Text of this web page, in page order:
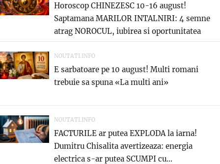
Horoscop CHINEZESC 10-16 august!
Saptamana MARILOR INTALNIRI: 4 semne
atrag NOROCUL, iubirea si oportunitatea
care...
NOUTATI.INFO
E sarbatoare pe 10 august! Multi romani
trebuie sa spuna «La multi ani»
NOUTATI.INFO
FACTURILE ar putea EXPLODA la iarna!
Dumitru Chisalita avertizeaza: energia
electrica s-ar putea SCUMPI cu...